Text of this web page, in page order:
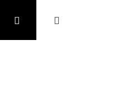
Akční ceny Nábytek Skladem
Přihlášení